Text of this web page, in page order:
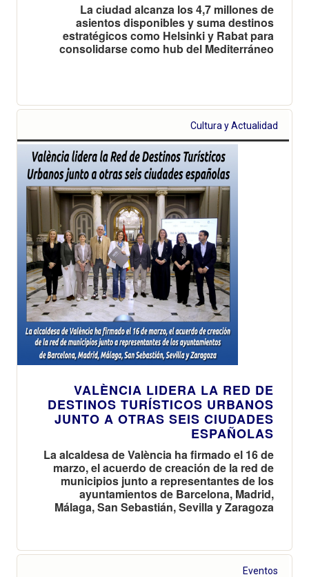
La ciudad alcanza los 4,7 millones de
asientos disponibles y suma destinos
estratégicos como Helsinki y Rabat para
consolidarse como hub del Mediterráneo
Cultura y Actualidad
VALÈNCIA LIDERA LA RED DE
DESTINOS TURÍSTICOS URBANOS
JUNTO A OTRAS SEIS CIUDADES
ESPAÑOLAS
La alcaldesa de València ha firmado el 16 de
marzo, el acuerdo de creación de la red de
municipios junto a representantes de los
ayuntamientos de Barcelona, Madrid,
Málaga, San Sebastián, Sevilla y Zaragoza
Eventos